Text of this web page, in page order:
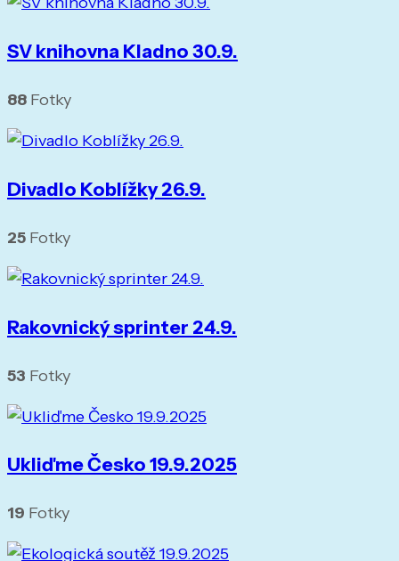
SV knihovna Kladno 30.9.
88 Fotky
Divadlo Koblížky 26.9.
25 Fotky
Rakovnický sprinter 24.9.
53 Fotky
Ukliďme Česko 19.9.2025
19 Fotky